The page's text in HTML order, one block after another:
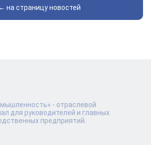
← на страницу новостей
- отраслевой
для руководителей и главных
предприятий.